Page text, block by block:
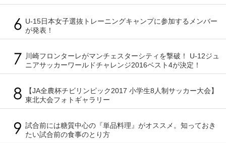
U-15日本女子選抜トレーニングキャンプに参加するメンバー
が発表！
川崎フロンターレがマンチェスターシティを撃破！ U-12ジュ
ニアサッカーワールドチャレンジ2016ベスト4が決定！
【JA全農杯チビリンピック2017 小学生8人制サッカー大会】
東北大会フォトギャラリー
試合前には糖質中心の『単品料理』がオススメ。知っておき
たい試合前の食事のとり方